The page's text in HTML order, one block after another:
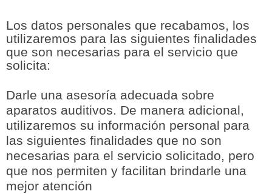
Los datos personales que recabamos, los
utilizaremos para las siguientes finalidades
que son necesarias para el servicio que
solicita:
Darle una asesoría adecuada sobre
aparatos auditivos. De manera adicional,
utilizaremos su información personal para
las siguientes finalidades que no son
necesarias para el servicio solicitado, pero
que nos permiten y facilitan brindarle una
mejor atención